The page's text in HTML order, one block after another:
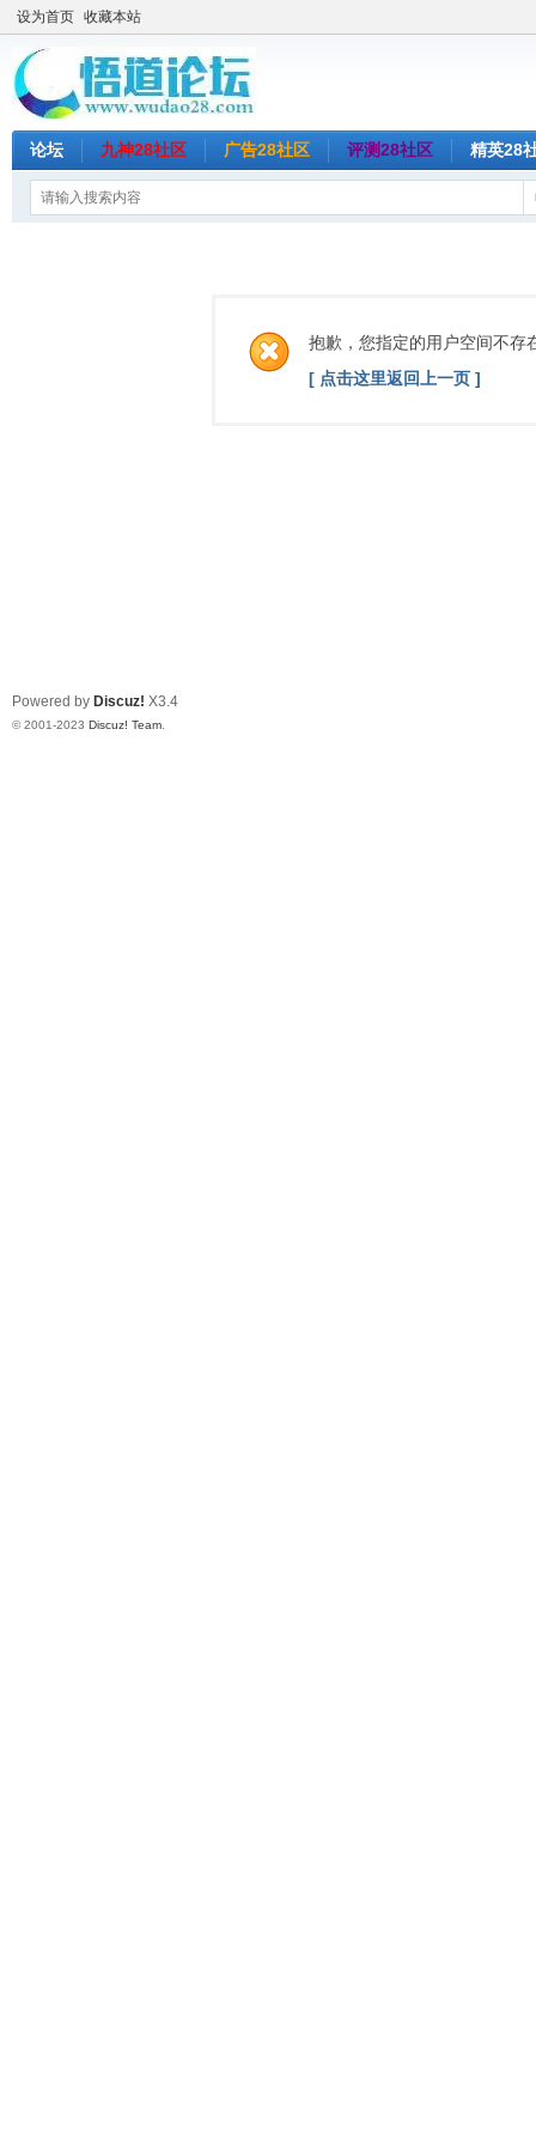
设为首页 收藏本站
论坛 九神28社区 广告28社区 评测28社区 精英28
抱歉，您指定的用户空间不存
[ 点击这里返回上一页 ]
Powered by Discuz! X3.4
© 2001-2023 Discuz! Team